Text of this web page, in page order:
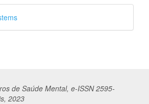
de Saúde Mental, e-ISSN 2595-
2023